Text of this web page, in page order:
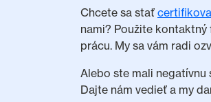
Chcete sa stať
nami? Použite
prácu. My sa vám radi
Alebo ste mali
Dajte nám vedieť a my